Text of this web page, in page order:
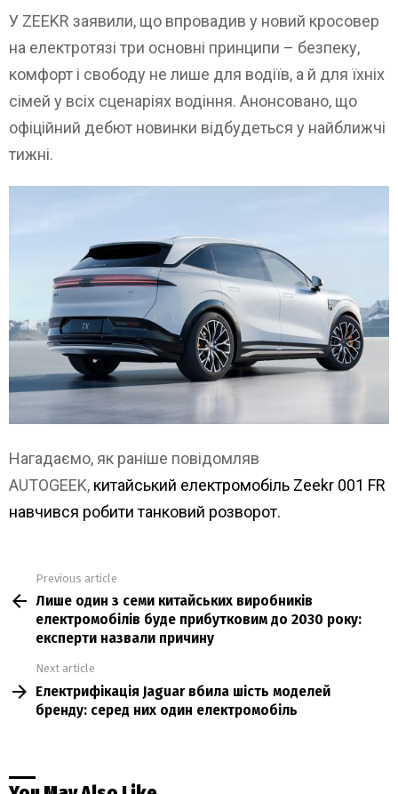
У ZEEKR заявили, що впровадив у новий кросовер
на електротязі три основні принципи – безпеку,
комфорт і свободу не лише для водіїв, а й для їхніх
сімей у всіх сценаріях водіння. Анонсовано, що
офіційний дебют новинки відбудеться у найближчі
тижні.
Нагадаємо, як раніше повідомляв
AUTOGEEK, китайський електромобіль Zeekr 001 FR
навчився робити танковий розворот.
more
Previous article
Лише один з семи китайських виробників
електромобілів буде прибутковим до 2030 року:
експерти назвали причину
Next article
Електрифікація Jaguar вбила шість моделей
бренду: серед них один електромобіль